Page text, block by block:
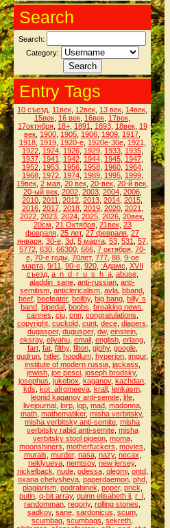
Search
Search:
Category:
Entry Tags
10 съезд 11век 12век 13 век 14век
15век 16 век 16век 17век
17октября, 18+, 1891 1893, 18век, 19
век 1900 1905 1906 1909 1917
1918, 1919, 1920-е, 1920е-30е, 1921
1922, 1924, 1926, 1929, 1933, 1935,
1937, 1941 1942, 1944, 1945, 1947,
1952, 1953, 1956, 1958, 1960, 1964,
1968, 1972, 1974, 1989, 1995, 1999,
19век 2 мая 20 век 20-век 20-й век
20-ый век, 2002, 2003, 2004, 2006,
2010 2011 2012 2013 2014 2015
2016, 2017, 2018, 2019, 2020, 2021
2022 2023 2024 2025 2026 20век
20см 21 Октября, 21век, 23
февраля 25 лет, 27 февраля 27
января, 30-е, 3d, 5 марта, 53, 531 57,
5772, 630, 66300, 666, 7 октября, 70-
е, 70-е годы, 70лет, 777, 88, 9-ое
марта, 9/11 90-е, 920, :Адамс XVII
съезд, a_n_d_r_u_s_h_a, abuse,
aladdin_sane anti-russian anti-
semitism anticlericalism avla bband
beef beefeater, beilby, big bang billy`s
band bipedal boobs breaking news
cannes ciu, cnn, congratulations
copyright, cuckold, cunt, dece, diapers
dugasper, dugusper, dw, einstein,
eksray, eliyahu, email, english, erlang,
fart, fat, filthy, filton, giphy, google,
gudrun hitler, hoodlum hyperion imgur,
institute of modern russia, jackass
jewish joe pesci joseph brodsky,
josephus jukebox kaganov, kazhdan
kds kot_afromeeva, krall, lenkasm,
leonid kaganov anti-semite, life,
livejournal, lorp, lqp, mad, madonna,
math mathematiker, misha verbitsky,
misha verbitsky anti-semite misha
verbitsky rabid anti-semite, misha
verbitsky stool pigeon, moma,
moonshiners motherfuckers movies
murals murder, nasa, nazy, necax
neklyueva nemtsov, new jersey,
nickelback nude, odessa, olegmi, ontd,
oxana chelysheva, paperdaemon, phd,
plagiarism, podrabinek poper, prick
putin q-bit array, quinn elisabeth ii r_l
randomman regoriy, rolling stones
sadkov, sane, sardonicus scum,
scumbag scumbags sekreth